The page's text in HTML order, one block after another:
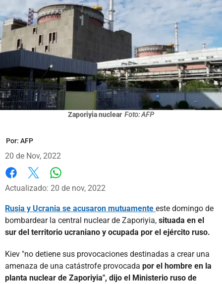
Zaporiyia nuclear Foto: AFP
Por: AFP
20 de Nov, 2022
Facebook
X
Actualizado: 20 de nov, 2022
Rusia y Ucrania se acusaron mutuamente este domingo de
bombardear la central nuclear de Zaporiyia, situada en el
sur del territorio ucraniano y ocupada por el ejército ruso.
Kiev "no detiene sus provocaciones destinadas a crear una
amenaza de una catástrofe provocada por el hombre en la
planta nuclear de Zaporiyia", dijo el Ministerio ruso de